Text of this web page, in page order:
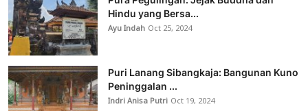
Hindu yang Bersa...
Ayu Indah Oct 25, 2024
Puri Lanang Sibangkaja: Bangunan Kuno
Peninggalan ...
Indri Anisa Putri Oct 19, 2024